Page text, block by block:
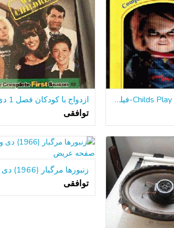
Childs Play Complete 7-فیلم Chucky مجموعه دی وی دی مجموعه 3-D پوشش
توافقی
توافقی